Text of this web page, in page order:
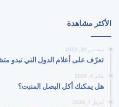
الأكثر مشاهدة
ديسمبر 20, 2023
تعرّف على أعلام الدول التي تبدو
يناير 4, 2024
هل يمكنك أكل البصل المنبت؟
أبريل 1, 2024